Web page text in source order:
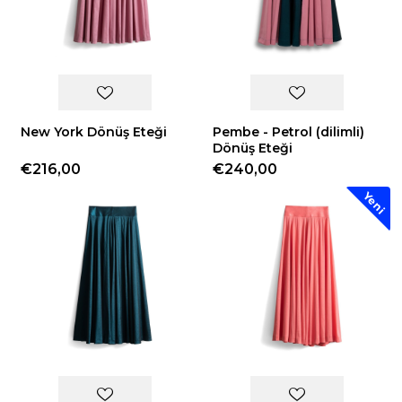
New York Dönüş Eteği
€216,00
Pembe - Petrol (dilimli)
Dönüş Eteği
€240,00
Yeni